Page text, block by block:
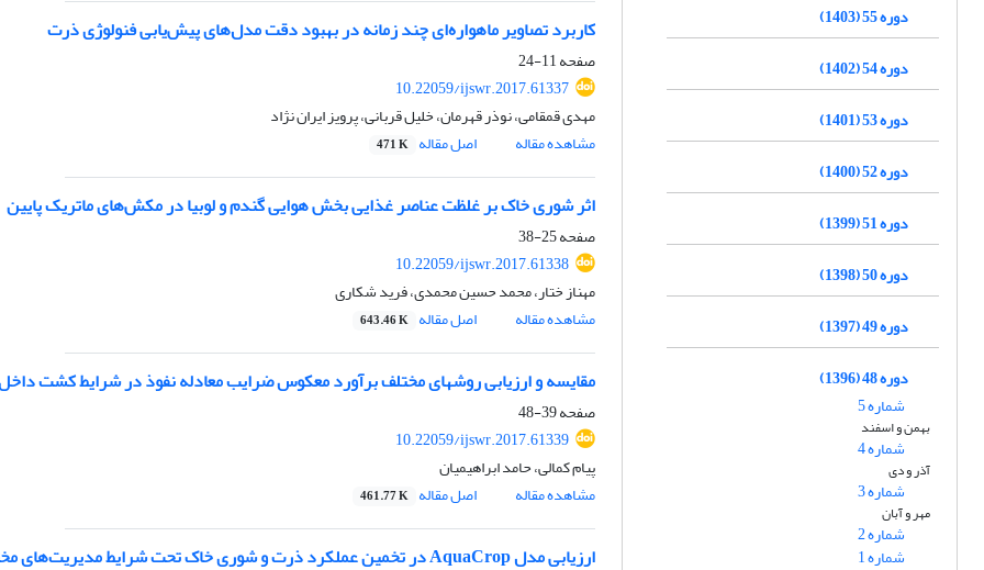
کاربرد تصاویر ماهواره‌ای چند زمانه در بهبود دقت مدل‌های پیش‌یابی فنولوژی ذرت
صفحه11-24
10.22059/ijswr.2017.61337
مهدی قمقامی، نوذر قهرمان، خلیل قربانی، پرویز ایران نژاد
مشاهده مقاله
اصل مقاله 471 K
اثر شوری خاک بر غلظت عناصر غذایی بخش هوایی گندم و لوبیا در مکش‌های ماتریک پایین
صفحه25-38
10.22059/ijswr.2017.61338
مهناز ختار، محمد حسین محمدی، فرید شکاری
مشاهده مقاله
اصل مقاله 643.46 K
مقایسه و ارزیابی روش‏های مختلف برآورد معکوس ضرایب معادله نفوذ در شرایط کشت
صفحه39-48
10.22059/ijswr.2017.61339
پیام کمالی، حامد ابراهیمیان
مشاهده مقاله
اصل مقاله 461.77 K
ارزیابی مدل AquaCrop در تخمین عملکرد ذرت و شوری خاک تحت شرایط مدیریت‌های مختلف زراعی و آبیاری با آب‌شور
دوره 55 (1403)
دوره 54 (1402)
دوره 53 (1401)
دوره 52 (1400)
دوره 51 (1399)
دوره 50 (1398)
دوره 49 (1397)
دوره 48 (1396)
شماره 5
بهمن و اسفند
شماره 4
آذر و دی
شماره 3
مهر و آبان
شماره 2
شماره 1